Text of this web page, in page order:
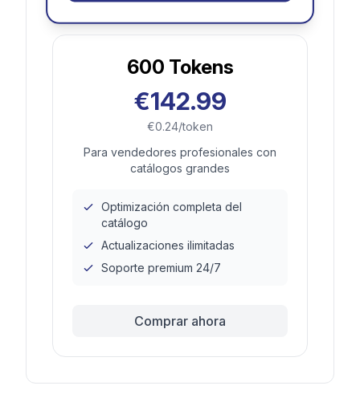
600 Tokens
€142.99
€0.24/token
Para vendedores profesionales con
catálogos grandes
Optimización completa del
catálogo
Actualizaciones ilimitadas
Soporte premium 24/7
Comprar ahora